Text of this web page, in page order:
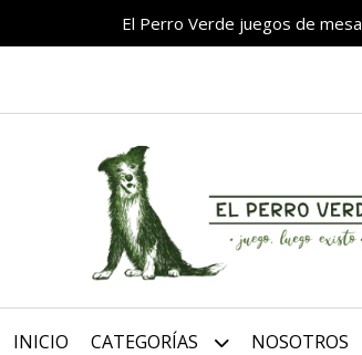
El Perro Verde juegos de mesa
INICIO CATEGORÍAS NOSOTROS